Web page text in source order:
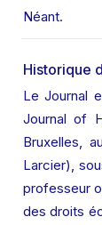
Néant.
Historique
Le Journal
Journal of
Bruxelles,
Larcier),
professeur
des droits